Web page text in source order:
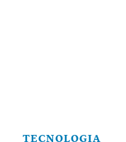
TECNOLOGIA